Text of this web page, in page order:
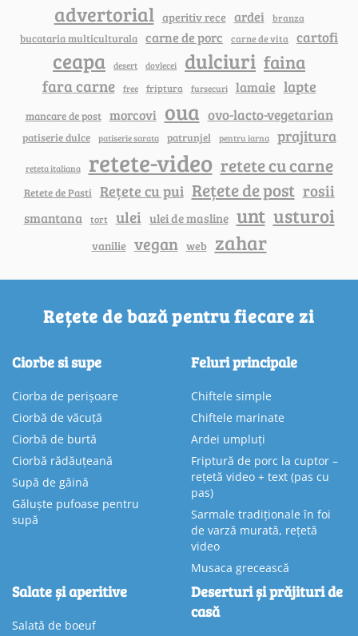
advertorial aperitiv rece ardei branza
bucataria multiculturala carne de porc carne de vita cartofi
ceapa desert dovlecei dulciuri faina
fara carne free friptura fursecuri lamaie lapte
mancare de post morcovi oua ovo-lacto-vegetarian
patiserie dulce patiserie sarata patrunjel pentru iarna prajitura
reteta italiana retete-video retete cu carne
Retete de Pasti Rețete cu pui Rețete de post rosii
smantana tort ulei ulei de masline unt usturoi
vanilie vegan web zahar
Rețete de bază pentru fiecare zi
Ciorbe si supe
Ciorba de perișoare
Ciorbă de văcuță
Ciorbă de burtă
Ciorbă rădăuțeană
Supă de găină
Găluște pufoase pentru
supă
Feluri principale
Chiftele simple
Chiftele marinate
Ardei umpluți
Friptură de porc la cuptor –
rețetă video + text (pas cu
pas)
Sarmale tradiționale în foi
de varză murată, rețetă
video
Musaca grecească
Salate și aperitive
Salată de boeuf
Deserturi și prăjituri de
casă